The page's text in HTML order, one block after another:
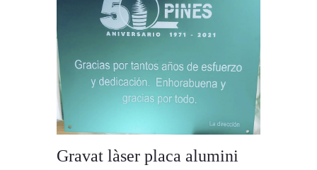
Gravat làser placa alumini